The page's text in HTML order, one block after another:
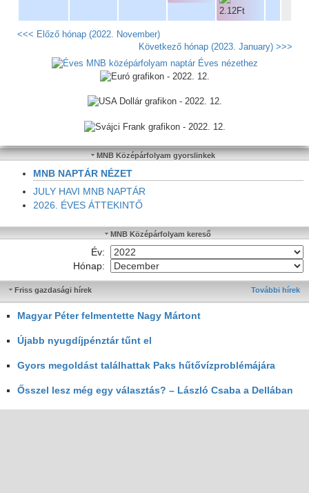
<<< Előző hónap (2022. November)
Következő hónap (2023. January) >>>
Éves nézethez
MNB Középárfolyam gyorslinkek
MNB NAPTÁR NÉZET
JULY HAVI MNB NAPTÁR
2026. ÉVES ÁTTEKINTŐ
MNB Középárfolyam kereső
Év:
Hónap:
Friss gazdasági hírek További hírek
Magyar Péter felmentette Nagy Mártont
Újabb nyugdíjpénztár tűnt el
Gyors megoldást találhattak Paks hűtővízproblémájára
Ősszel lesz még egy választás? – László Csaba a Dellában